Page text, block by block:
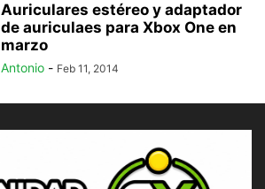
Auriculares estéreo y adaptador
de auriculaes para Xbox One en
marzo
Antonio - Feb 11, 2014